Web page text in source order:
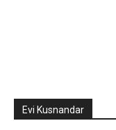
Evi Kusnandar